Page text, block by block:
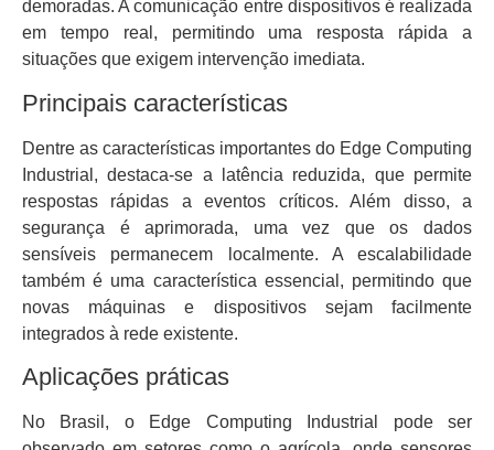
demoradas. A comunicação entre dispositivos é realizada
em tempo real, permitindo uma resposta rápida a
situações que exigem intervenção imediata.
Principais características
Dentre as características importantes do Edge Computing
Industrial, destaca-se a latência reduzida, que permite
respostas rápidas a eventos críticos. Além disso, a
segurança é aprimorada, uma vez que os dados
sensíveis permanecem localmente. A escalabilidade
também é uma característica essencial, permitindo que
novas máquinas e dispositivos sejam facilmente
integrados à rede existente.
Aplicações práticas
No Brasil, o Edge Computing Industrial pode ser